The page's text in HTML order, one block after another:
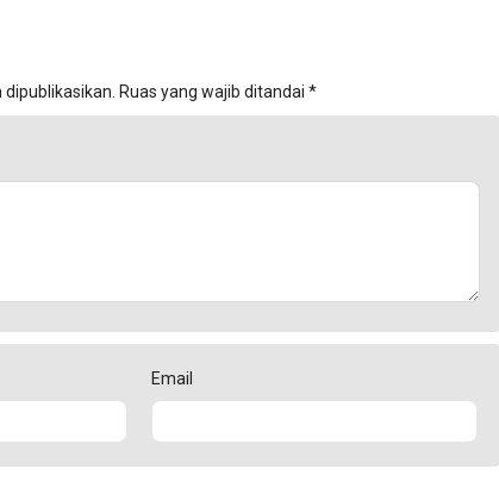
Ruas yang wajib ditandai *
Email